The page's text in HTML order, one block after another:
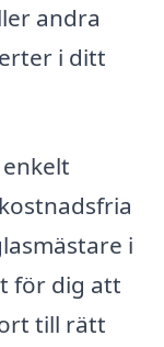
andra
i ditt
i
för dig att
till rätt